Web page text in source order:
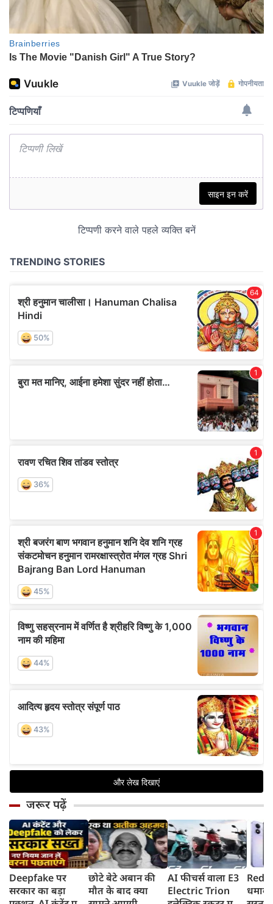
जरूर पढ़ें
Deepfake पर
सरकार का बड़ा
छोटे बेटे अबान की
मौत के बाद क्या
AI फीचर्स वाला E3
Electric Trion